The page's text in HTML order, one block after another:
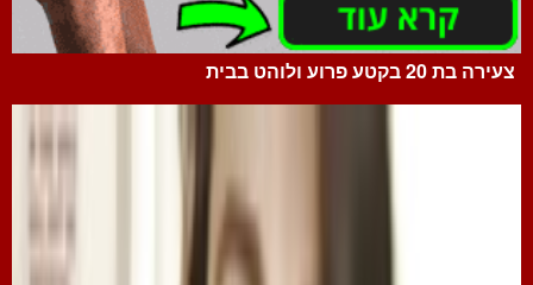
צעירה בת 20 בקטע פרוע ולוהט בבית